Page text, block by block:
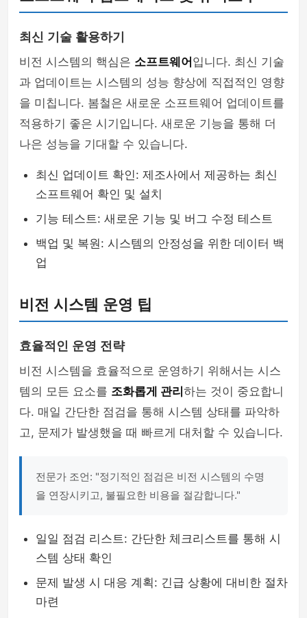
최신 기술 활용하기
비전 시스템의 핵심은 소프트웨어 입니다. 최신 기술
과 업데이트는 시스템의 성능 향상에 직접적인 영향
을 미칩니다. 봄철은 새로운 소프트웨어 업데이트를
적용하기 좋은 시기입니다. 새로운 기능을 통해 더
나은 성능을 기대할 수 있습니다.
최신 업데이트 확인: 제조사에서 제공하는 최신
소프트웨어 확인 및 설치
기능 테스트: 새로운 기능 및 버그 수정 테스트
백업 및 복원: 시스템의 안정성을 위한 데이터 백
업
비전 시스템 운영 팁
효율적인 운영 전략
비전 시스템을 효율적으로 운영하기 위해서는 시스
템의 모든 요소를 조화롭게 관리 하는 것이 중요합니
다. 매일 간단한 점검을 통해 시스템 상태를 파악하
고, 문제가 발생했을 때 빠르게 대처할 수 있습니다.
전문가 조언: "정기적인 점검은 비전 시스템의 수명
을 연장시키고, 불필요한 비용을 절감합니다."
일일 점검 리스트: 간단한 체크리스트를 통해 시
스템 상태 확인
문제 발생 시 대응 계획: 긴급 상황에 대비한 절차
마련